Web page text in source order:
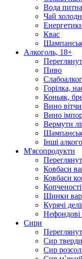
Вода питна
Чай
Квас
Алкоголь, 18+
Пиво
Горілка,
Коньяк,
Вино
Вино
Вермути
Інші
М'ясопродукти
Ковбаси
Ковбаси
Шинки
Курячі
Нефондові
Сири
Сир
Сир